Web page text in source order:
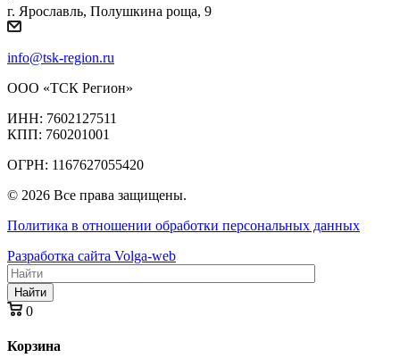
г. Ярославль, Полушкина роща, 9
info@tsk-region.ru
ООО «ТСК Регион»
ИНН: 7602127511
КПП: 760201001
ОГРН: 1167627055420
© 2026 Все права защищены.
Политика в отношении обработки персональных данных
Разработка сайта Volga-web
Найти
0
Корзина